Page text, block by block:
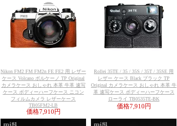
Nikon FM2 FM FM2n FE FE2 用 レザー
ケース Volcano ボルケーノ TP Original
カメラケース おしゃれ 本革 牛革 速写
ケース ボディーハーフケース ニコン
フィルムカメラ レザーケース
TB05FM2-LB
価格7,910円
Rollei 35TE / 35 / 35S / 35T / 35SE 用
レザー ケース Black ブラック TP
Original カメラケース おしゃれ 本革 牛
革 速写ケース ボディーハーフケース
ローライ TB0535TE-BK
価格7,910円